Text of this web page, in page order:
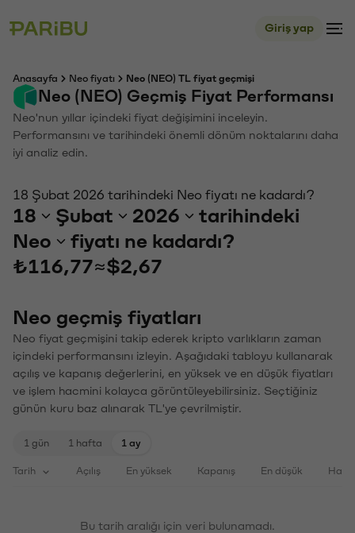
Giriş yap
Anasayfa Neo fiyatı Neo (NEO) TL fiyat geçmişi
Neo (NEO) Geçmiş Fiyat Performansı
Neo'nun yıllar içindeki fiyat değişimini inceleyin.
Performansını ve tarihindeki önemli dönüm noktalarını daha
iyi analiz edin.
18 Şubat 2026 tarihindeki Neo fiyatı ne kadardı?
18 Şubat 2026
tarihindeki
Neo
fiyatı ne kadardı?
₺116,77≈$2,67
Neo geçmiş fiyatları
Neo fiyat geçmişini takip ederek kripto varlıkların zaman
içindeki performansını izleyin. Aşağıdaki tabloyu kullanarak
açılış ve kapanış değerlerini, en yüksek ve en düşük fiyatları
ve işlem hacmini kolayca görüntüleyebilirsiniz. Seçtiğiniz
günün kuru baz alınarak TL'ye çevrilmiştir.
1 gün 1 hafta 1 ay
Tarih Açılış En yüksek Kapanış En düşük
Bu tarih aralığı için veri bulunamadı.